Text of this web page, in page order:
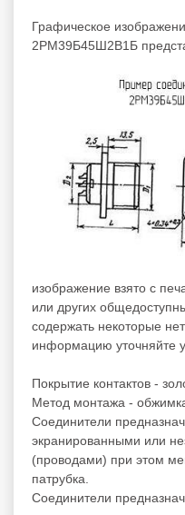
Графическое
2РМ39Б45Ш2В1Б
изображение взято с
или других
содержать некоторые
информацию уточняйте
Покрытие контактов -
Метод монтажа -
Соединители
экранированными или
(проводами) при этом
патрубка.
Соединители